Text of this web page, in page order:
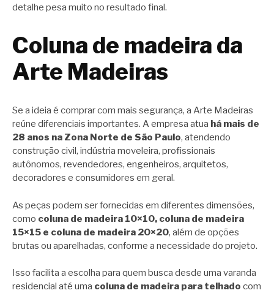
detalhe pesa muito no resultado final.
Coluna de madeira da
Arte Madeiras
Se a ideia é comprar com mais segurança, a Arte Madeiras
reúne diferenciais importantes. A empresa atua há mais de
28 anos na Zona Norte de São Paulo, atendendo
construção civil, indústria moveleira, profissionais
autônomos, revendedores, engenheiros, arquitetos,
decoradores e consumidores em geral.
As peças podem ser fornecidas em diferentes dimensões,
como coluna de madeira 10×10, coluna de madeira
15×15 e coluna de madeira 20×20, além de opções
brutas ou aparelhadas, conforme a necessidade do projeto.
Isso facilita a escolha para quem busca desde uma varanda
residencial até uma coluna de madeira para telhado com